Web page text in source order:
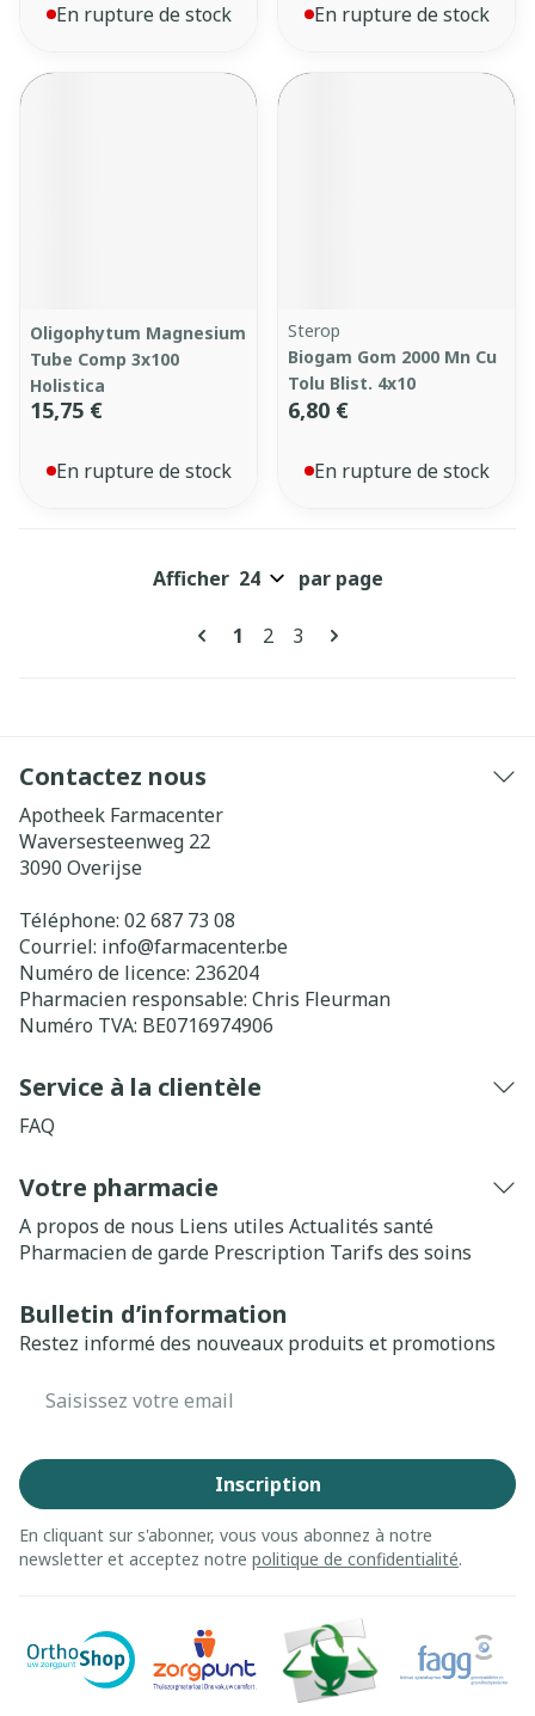
En rupture de stock En rupture de stock
Oligophytum Magnesium
Tube Comp 3x100
Holistica
15,75 €
En rupture de stock
Sterop
Biogam Gom 2000 Mn Cu
Tolu Blist. 4x10
6,80 €
En rupture de stock
Pages
Vous lisez actuellement la
1 Page
2 Page
3
Afficher par page
Contactez nous
Apotheek Farmacenter
Waversesteenweg 22
3090 Overijse
Téléphone: 02 687 73 08
Courriel: info@farmacenter.be
Numéro de licence: 236204
Pharmacien responsable: Chris Fleurman
Numéro TVA: BE0716974906
Service à la clientèle
FAQ
Votre pharmacie
A propos de nous Liens utiles Actualités santé
Pharmacien de garde Prescription Tarifs des soins
Bulletin d’information
Restez informé des nouveaux produits et promotions
Inscription
En cliquant sur s'abonner, vous vous abonnez à notre
newsletter et acceptez notre politique de confidentialité.